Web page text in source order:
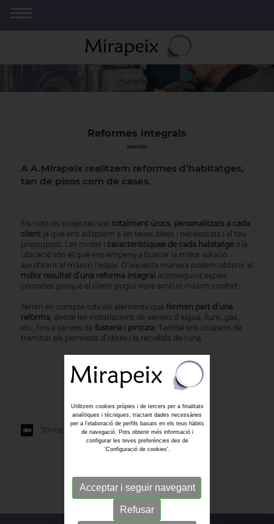
Reformes integrals
SERVEIS
A A.Mirapeix realitzem reformes d’habitatges,
tan de pisos com de cases.
Els nostres projectes son totalment únics, personalitzats a cada
client ja que ens adaptem a les teves idees i necessitats i al teu
pressupost. Les mides i característiques de cada habitatgeo la
ubicació són el què ens empeny a buscar la millor solució
aprofitant al màxim l’espai. D’aquesta manera podem obtenir el
millor resultat d’una reforma integral aconseguint espais
còmodes perquè el client pugui viure amb el màxim confort.
Tenim en compte tots els elements queformen part d’una
reforma , desde les instal·lacions de serveis d’aigua, llum, gas,
etc, fins a serveis defusteria i pintura. També ens ocupem de
tramitar els permisos d’obres i la recollida de runa.
Tornar al llistat
Utilitzem cookies pròpies i de tercers per a finalitats
analítiques i tècniques, tractant dades necessàries
per a l'elaboració de perfils basats en els teus hàbits
de navegació. Pots obtenir més informació i
configurar les teves preferències des de
'Configuració de cookies'.
Acceptar i seguir navegant
Refusar